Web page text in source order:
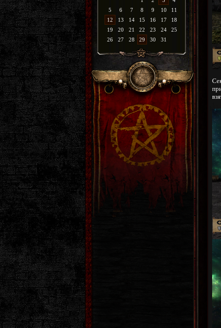
5
6 7 8 9 10
11
12
13 14 15 16 17
18
19
20 21 22 23 24
25
26
27 28 29 30 31